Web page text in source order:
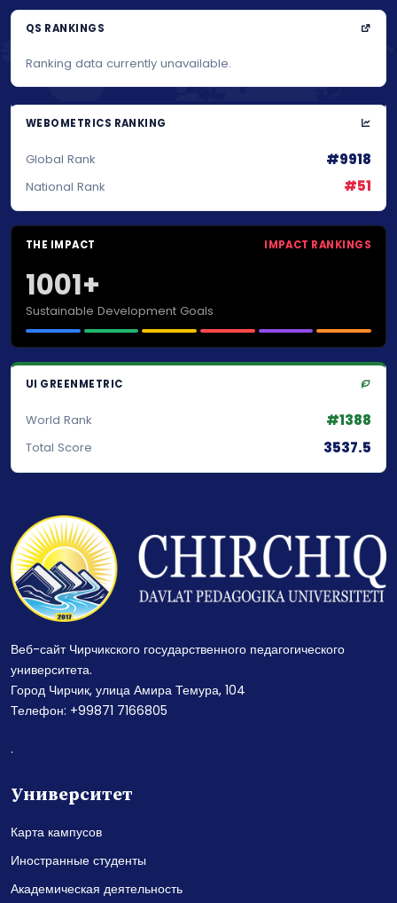
QS RANKINGS
Ranking data currently unavailable.
WEBOMETRICS RANKING
Global Rank #9918
National Rank #51
THE IMPACT IMPACT RANKINGS
1001+
Sustainable Development Goals
UI GREENMETRIC
World Rank #1388
Total Score 3537.5
Веб-сайт Чирчикского государственного педагогического
университета.
Город Чирчик, улица Амира Темура, 104
Телефон: +99871 7166805
.
Университет
Карта кампусов
Иностранные студенты
Академическая деятельность